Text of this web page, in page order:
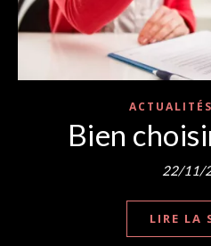
ACTUALITÉS
Bien
22/11/
LIRE LA